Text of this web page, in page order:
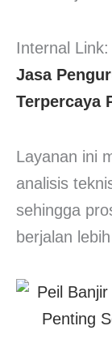
Internal Link:
Jasa
Terpercaya
Layanan ini
analisis
sehingga
berjalan